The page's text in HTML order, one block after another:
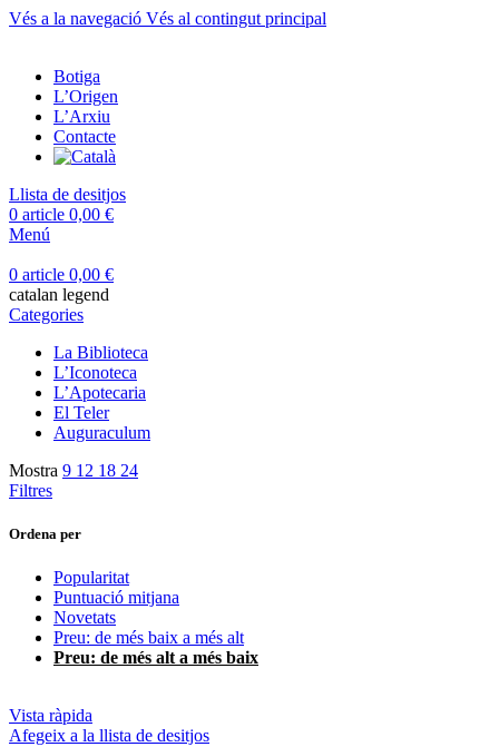
Vés a la navegació Vés al contingut principal
Botiga
L’Origen
L’Arxiu
Contacte
Llista de desitjos
0 article 0,00 €
Menú
0 article 0,00 €
catalan legend
Categories
La Biblioteca
L’Iconoteca
L’Apotecaria
El Teler
Auguraculum
Mostra 9 12 18 24
Filtres
Ordena per
Popularitat
Puntuació mitjana
Novetats
Preu: de més baix a més alt
Preu: de més alt a més baix
Vista ràpida
Afegeix a la llista de desitjos